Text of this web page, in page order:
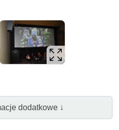
dodatkowe ↓